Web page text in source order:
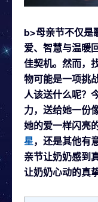
b>母亲节不仅是
爱、智慧与温暖
佳契机。然而，
物可能是一项挑
人该送什么呢？
力，送给她一份
她的爱一样闪亮
星，还是其他有
亲节让奶奶感到
让奶奶心动的真